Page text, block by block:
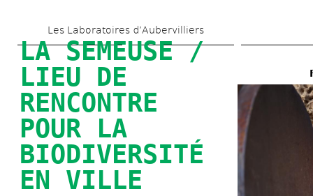
au
contenu
principal
Les Laboratoires d’Aubervilliers
LA SEMEUSE /
LIEU DE
RENCONTRE
POUR LA
BIODIVERSITÉ
EN VILLE